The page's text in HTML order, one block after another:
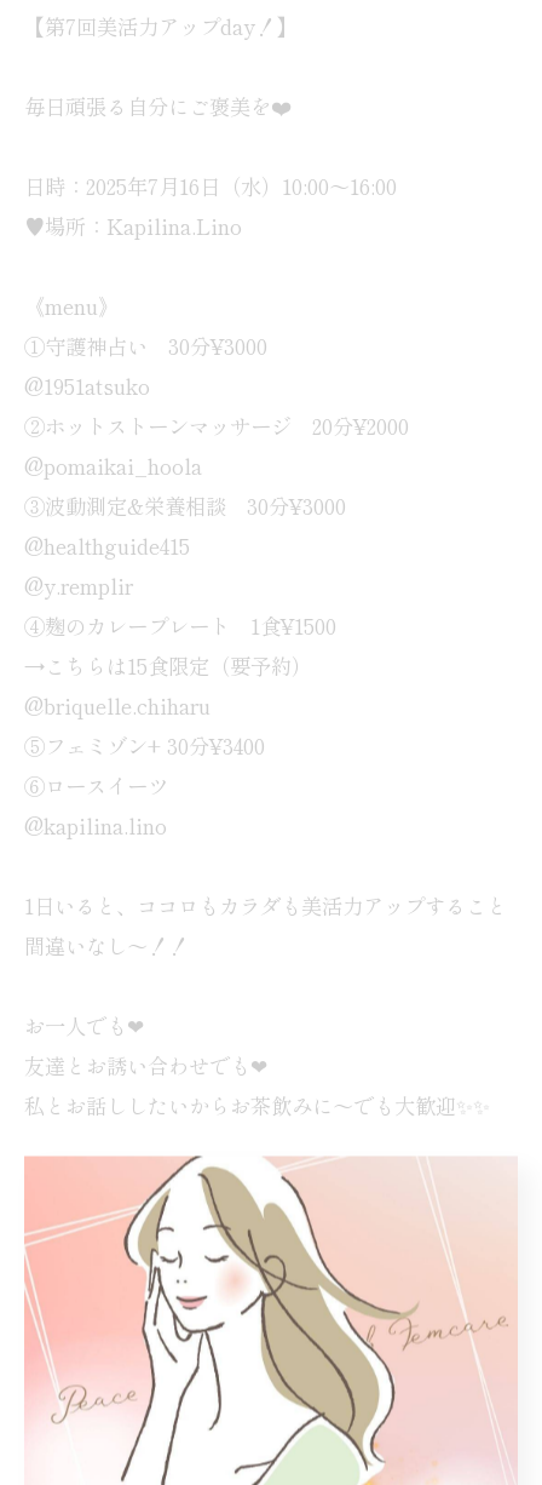
【第7回美活力アップday！】
毎日頑張る自分にご褒美を❤️
日時：2025年7月16日（水）10:00～16:00
♥場所：Kapilina.Lino
《menu》
①守護神占い 30分¥3000
@1951atsuko
②ホットストーンマッサージ 20分¥2000
@pomaikai_hoola
③波動測定&栄養相談 30分¥3000
@healthguide415
@y.remplir
④麹のカレープレート 1食¥1500
→こちらは15食限定（要予約）
@briquelle.chiharu
⑤フェミゾン+ 30分¥3400
⑥ロースイーツ
@kapilina.lino
1日いると、ココロもカラダも美活力アップすること
間違いなし〜！！
お一人でも❤︎
友達とお誘い合わせでも❤︎
私とお話ししたいからお茶飲みに〜でも大歓迎✨✨
ランチや他メニューのご予約はDMや公式LINEにて
受付ております！
◎予約したいメニュー
（番号を記載ください）
◎予約希望時間
◎お名前
◎電話番号
をご連絡ください